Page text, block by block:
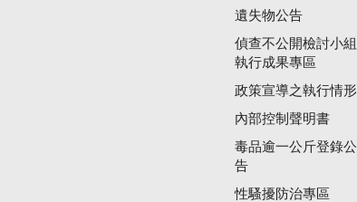
遺失物公告
偵查不公開檢討小組
執行成果專區
政策宣導之執行情形
內部控制聲明書
毒品逾一公斤登錄公
告
性騷擾防治專區